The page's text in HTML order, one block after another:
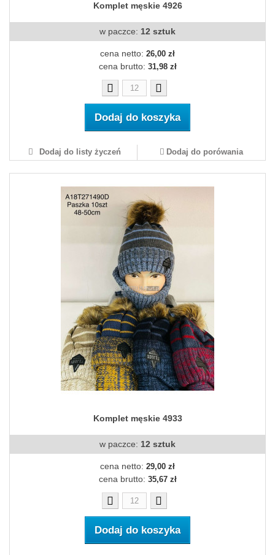
Komplet męskie 4926
w paczce: 12 sztuk
cena netto: 26,00 zł
cena brutto: 31,98 zł
Dodaj do koszyka
Dodaj do listy życzeń Dodaj do porówania
Komplet męskie 4933
w paczce: 12 sztuk
cena netto: 29,00 zł
cena brutto: 35,67 zł
Dodaj do koszyka